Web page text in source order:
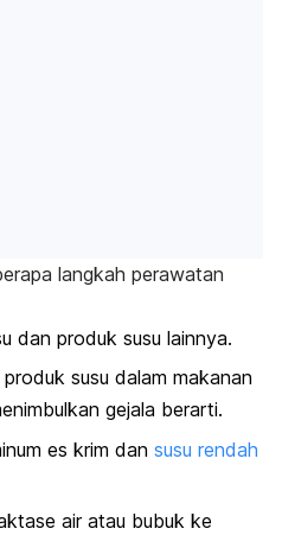
langkah perawatan
dan produk susu lainnya.
susu dalam makanan
gejala berarti.
es krim dan susu rendah
air atau bubuk ke